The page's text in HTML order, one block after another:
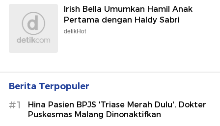
Irish Bella Umumkan Hamil Anak
Pertama dengan Haldy Sabri
detikHot
Berita Terpopuler
#1
Hina Pasien BPJS 'Triase Merah Dulu', Dokter
Puskesmas Malang Dinonaktifkan